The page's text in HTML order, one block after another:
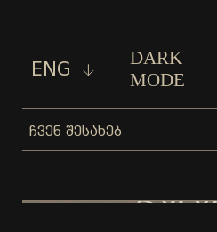
ENG
DARK
MODE
ᲩᲕᲔᲜ ᲨᲔᲡᲐᲮᲔᲑ